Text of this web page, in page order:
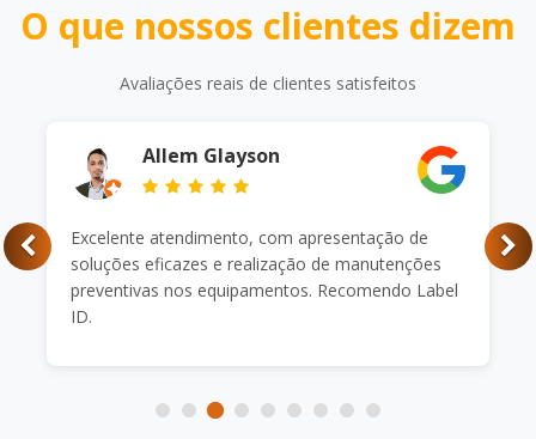
O que nossos clientes dizem
Avaliações reais de clientes satisfeitos
Allem Glayson
Excelente atendimento, com apresentação de
soluções eficazes e realização de manutenções
preventivas nos equipamentos. Recomendo Label
ID.